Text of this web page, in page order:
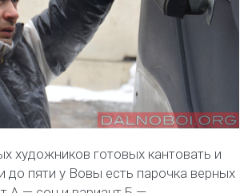
художников готовых кантовать и
до пяти у Вовы есть парочка верных